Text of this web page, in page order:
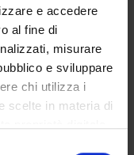
e accedere
al fine di
misurare
e sviluppare
chi utilizza i
scelte in materia di